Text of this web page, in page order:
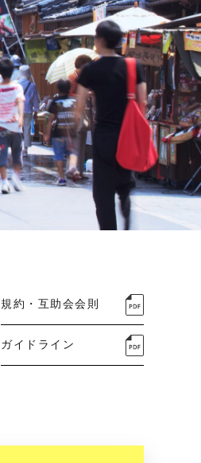
規約・互助会会則
ガイドライン